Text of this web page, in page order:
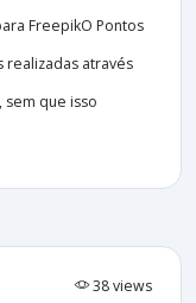
FreepikO Pontos
realizadas através
sem que isso
38 views